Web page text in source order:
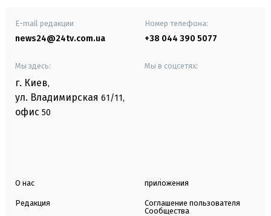
E-mail редакции
news24@24tv.com.ua
Номер телефона:
+38 044 390 5077
Мы здесь:
г. Киев,
ул. Владимирская 61/11,
офис 50
Мы в соцсетях:
О нас
Редакция
приложения
Соглашение пользователя
Сообщества